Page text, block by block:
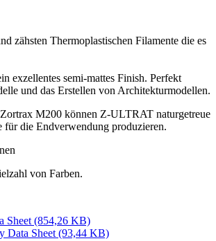
zähsten Thermoplastischen Filamente die es
exzellentes semi-mattes Finish. Perfekt
und das Erstellen von Architekturmodellen.
M200 können Z-ULTRAT naturgetreue
für die Endverwendung produzieren.
von Farben.
Sheet (854,26 KB)
Data Sheet (93,44 KB)